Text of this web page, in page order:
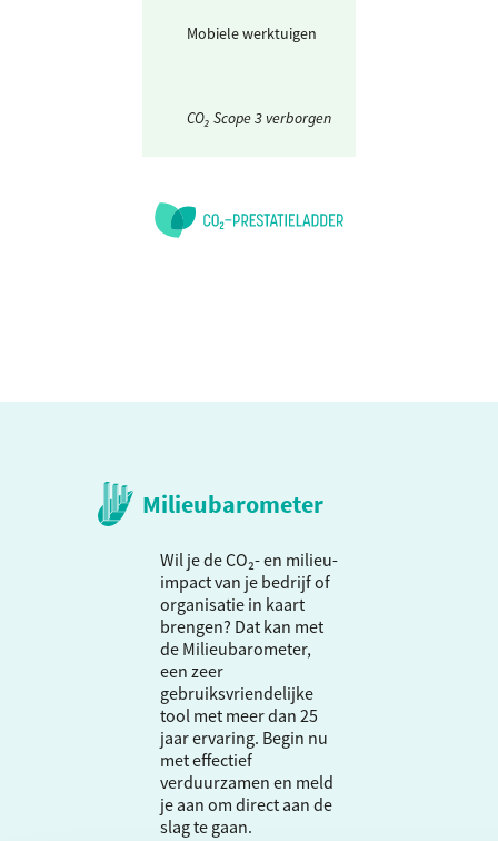
Mobiele werktuigen
CO₂ Scope 3 verborgen
Milieubarometer
Wil je de CO₂- en milieu-
impact van je bedrijf of
organisatie in kaart
brengen? Dat kan met
de Milieubarometer,
een zeer
gebruiksvriendelijke
tool met meer dan 25
jaar ervaring. Begin nu
met effectief
verduurzamen en meld
je aan om direct aan de
slag te gaan.